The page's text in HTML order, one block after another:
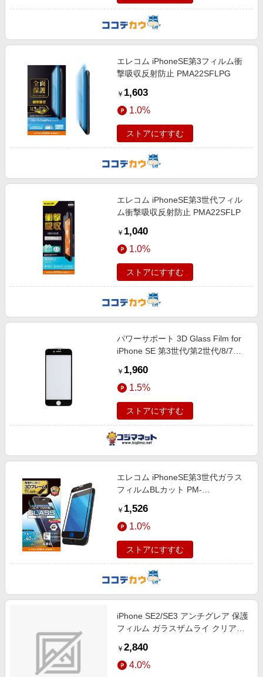
エレコム iPhoneSE第3フィルム衝
撃吸収反射防止 PMA22SFLPG
￥ 1,603
1.0%
ストアにすすむ
エレコム iPhoneSE第3世代フィル
ム衝撃吸収反射防止 PMA22SFLP
￥ 1,040
1.0%
ストアにすすむ
パワーサポート 3D Glass Film for
iPhone SE 第3世代/第2世代/8/7専
￥ 1,960
1.5%
ストアにすすむ
エレコム iPhoneSE第3世代ガラス
フィルムBLカット PM-
￥ 1,526
1.0%
ストアにすすむ
iPhone SE2/SE3 アンチグレア 保護
フィルム ガラスザムライ クリア
￥ 2,840
4.0%